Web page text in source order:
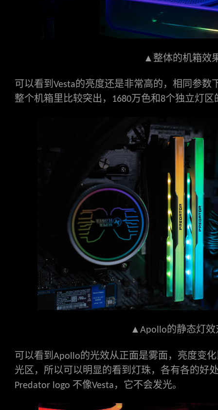
▲整体的机箱效
可以看到 Vesta的亮度还是非常高的，相同参数
整个机箱里比较突出，
1680万色和8个独立灯区
▲ Apollo的静态灯效
可以看到 Apollo的光效从正面是雾面，亮度变
光区，所以可以明显的看到灯珠，各有各的好
Predator logo 不像Vesta ，它不会发光。